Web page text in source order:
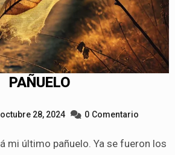
PAÑUELO
octubre 28, 2024 0 Comentario